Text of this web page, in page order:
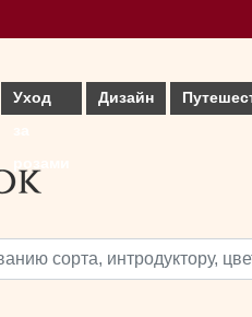
Уход
Дизайн